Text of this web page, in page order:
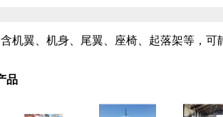
机翼、机身、尾翼、座椅、起落架等，
品